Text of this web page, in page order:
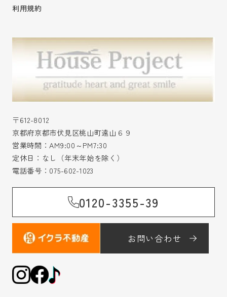
利用規約
〒612-8012
京都府京都市伏見区桃山町遠山６９
営業時間：AM9:00～PM7:30
定休日：なし（年末年始を除く）
電話番号： 075-602-1023
0120-3355-39
お問い合わせ